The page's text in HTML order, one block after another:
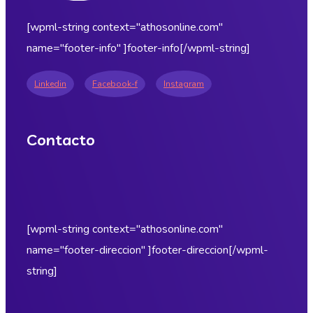
[wpml-string context="athosonline.com"
name="footer-info" ]footer-info[/wpml-string]
Linkedin Facebook-f Instagram
Contacto
[wpml-string context="athosonline.com"
name="footer-direccion" ]footer-direccion[/wpml-
string]